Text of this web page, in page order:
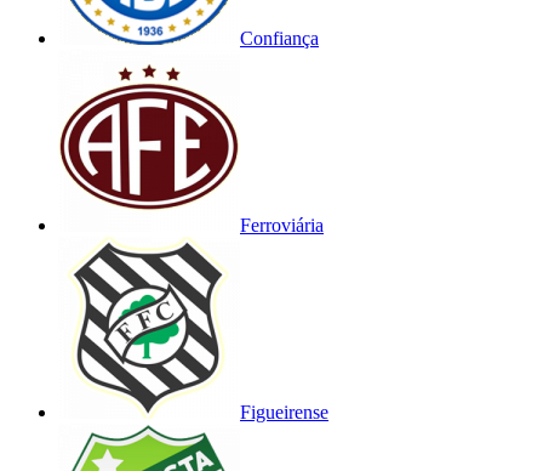
Confiança
Ferroviária
Figueirense